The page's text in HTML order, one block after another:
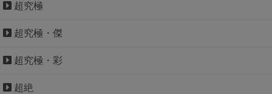
超究極
超究極・傑
超究極・彩
超絶